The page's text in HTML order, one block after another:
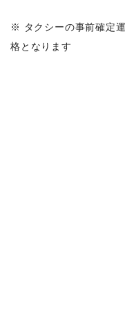
※ タクシーの事前確定
格となります